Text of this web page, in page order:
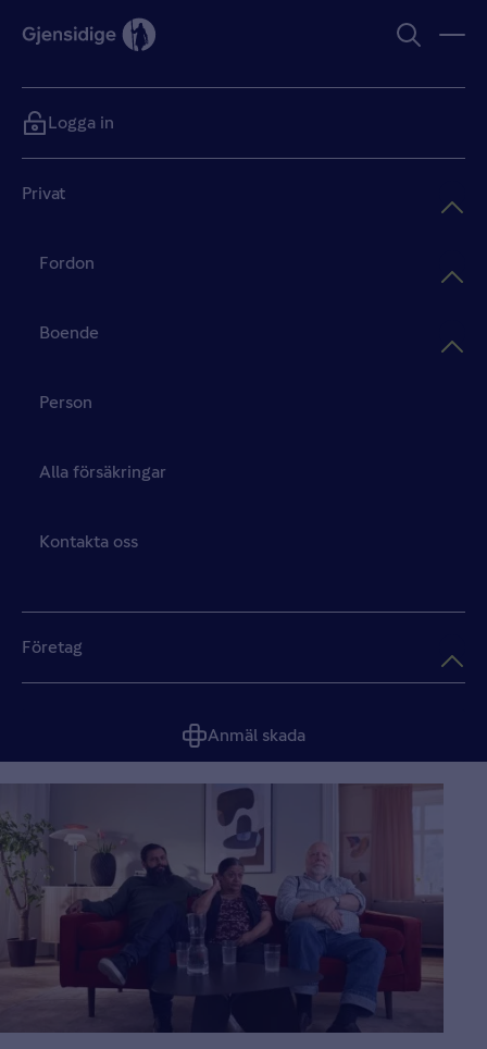
Privat
Fordon
Boende
Person
Alla försäkringar
Kontakta oss
Företag
Anmäl skada
Logga in